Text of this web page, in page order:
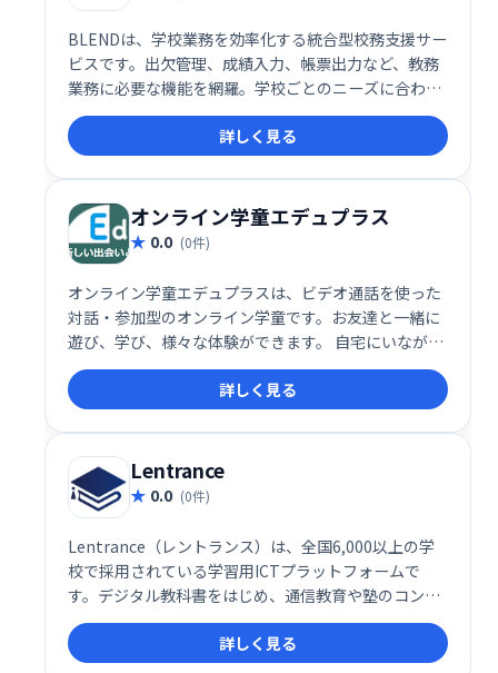
BLENDは、学校業務を効率化する統合型校務支援サー
ビスです。出欠管理、成績入力、帳票出力など、教務
業務に必要な機能を網羅。学校ごとのニーズに合わせ
た柔軟なカスタマイズが可能なため、最適なシステム
構築を実現します。リーズナブルな価格で、学校独自
の運用方法に合わせた運用が可能です。
詳しく見る
​オンライン学童エデュプラス
0.0 (0件)
オンライン学童エデュプラスは、ビデオ通話を使った
対話・参加型のオンライン学童です。お友達と一緒に
遊び、学び、様々な体験ができます。 自宅にいなが
ら、充実した放課後を過ごせる、新しいスタイルの学
童保育です。
詳しく見る
Lentrance
0.0 (0件)
Lentrance（レントランス）は、全国6,000以上の学
校で採用されている学習用ICTプラットフォームで
す。デジタル教科書をはじめ、通信教育や塾のコンテ
ンツにも対応し、幅広い学習ニーズに対応します。ス
ムーズな学習環境を実現し、教育現場のデジタル化を
詳しく見る